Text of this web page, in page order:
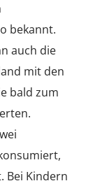
bekannt.
auch die
mit den
bald zum
Bei Kindern